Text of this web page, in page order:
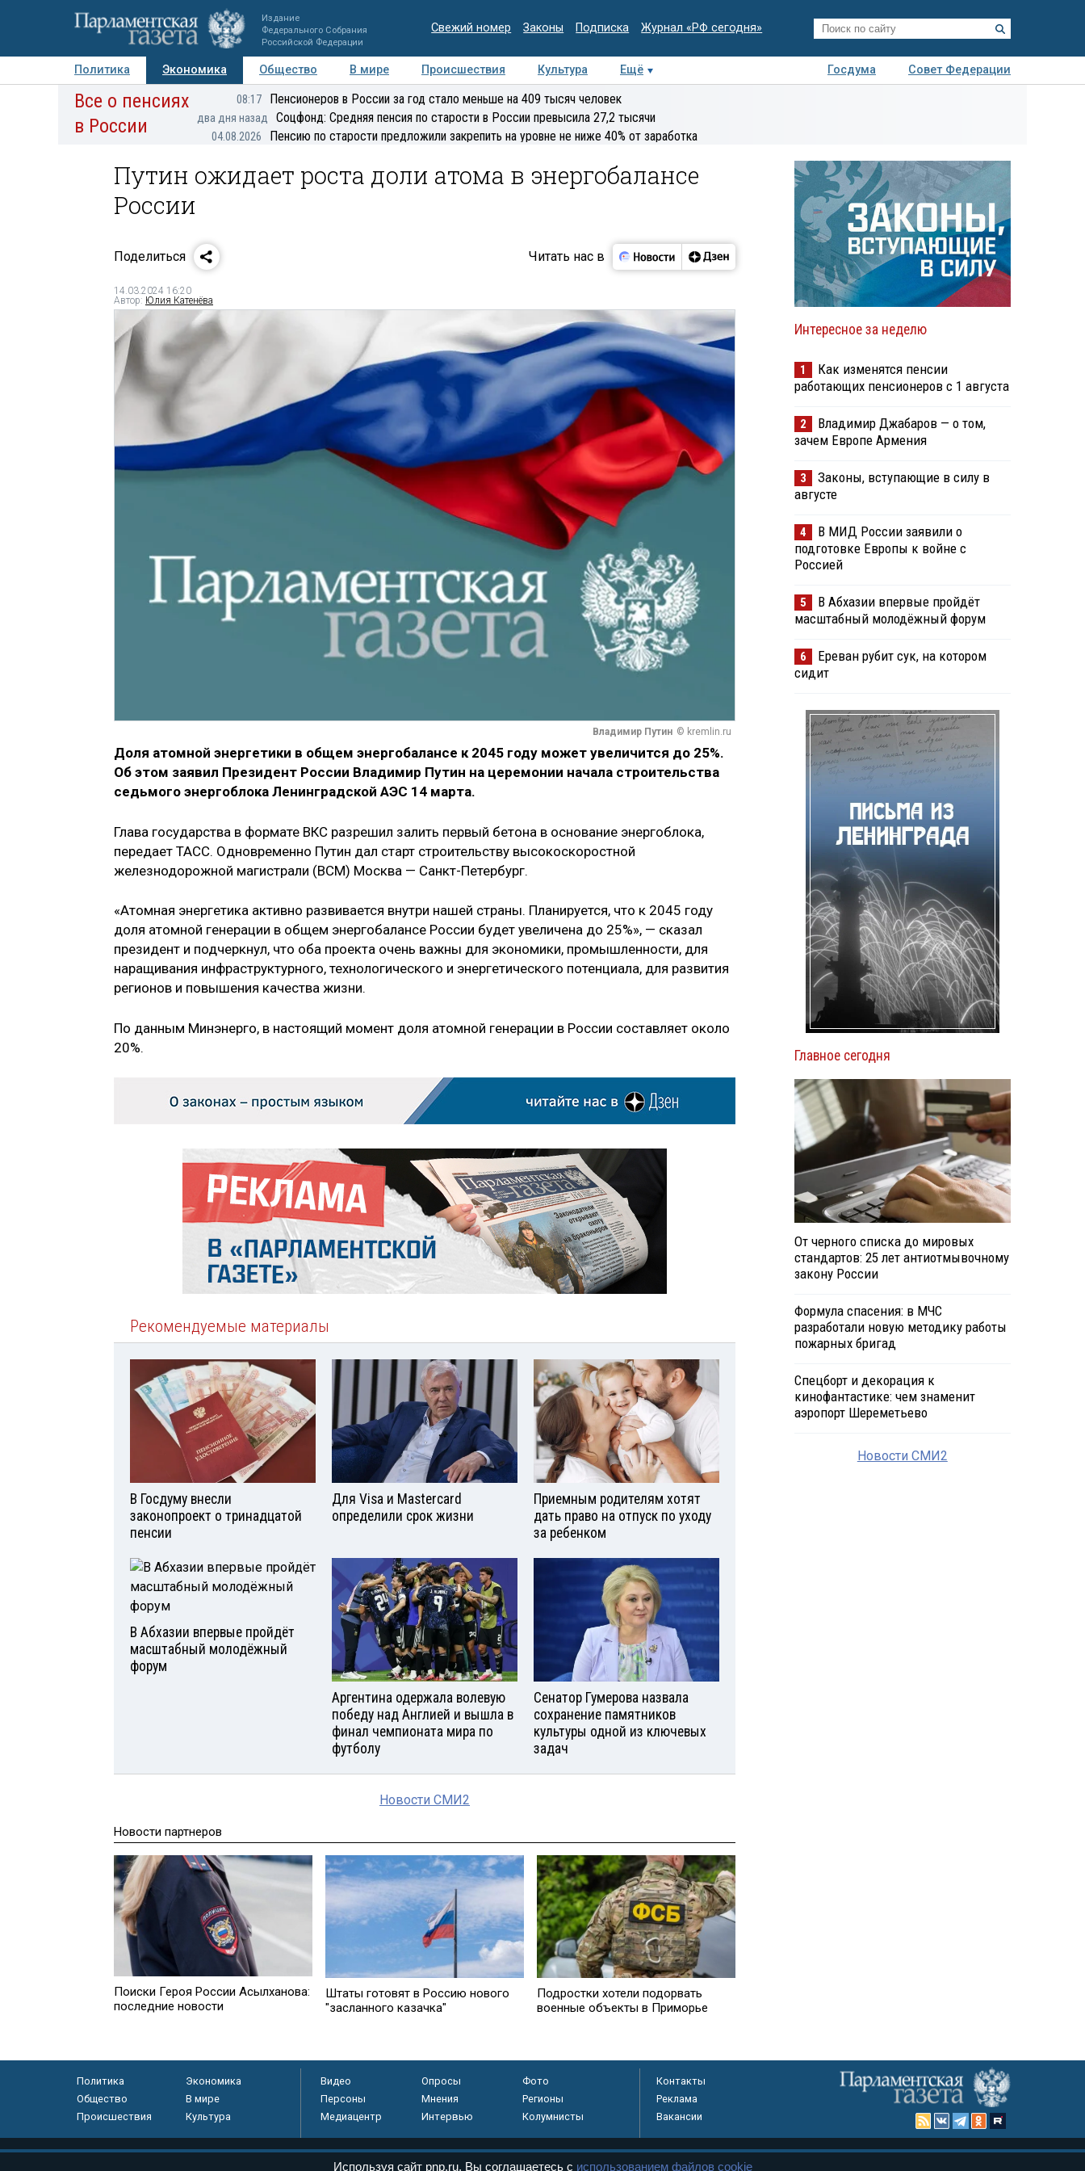
Издание
Федерального Собрания
Российской Федерации
Свежий номер Законы Подписка Журнал «РФ сегодня»
Политика Экономика Общество В мире Происшествия Культура Ещё Госдума
Совет Федерации
Авторы Персоны Мнения Регионы Медиацентр Интервью Колумнисты
Все о пенсиях
в России
08:17 Пенсионеров в России за год стало меньше на 409 тысяч человек
два дня назад Соцфонд: Средняя пенсия по старости в России превысила 27,2 тысячи
04.08.2026 Пенсию по старости предложили закрепить на уровне не ниже 40% от заработка
Путин ожидает роста доли атома в энергобалансе
России
Поделиться Читать нас в
14.03.2024 16:20
Автор: Юлия Катенёва
Владимир Путин © kremlin.ru
Доля атомной энергетики в общем энергобалансе к 2045 году может увеличится до 25%.
Об этом заявил Президент России Владимир Путин на церемонии начала строительства
седьмого энергоблока Ленинградской АЭС 14 марта.
Глава государства в формате ВКС разрешил залить первый бетона в основание энергоблока,
передает ТАСС. Одновременно Путин дал старт строительству высокоскоростной
железнодорожной магистрали (ВСМ) Москва — Санкт-Петербург.
«Атомная энергетика активно развивается внутри нашей страны. Планируется, что к 2045 году
доля атомной генерации в общем энергобалансе России будет увеличена до 25%», — сказал
президент и подчеркнул, что оба проекта очень важны для экономики, промышленности, для
наращивания инфраструктурного, технологического и энергетического потенциала, для развития
регионов и повышения качества жизни.
По данным Минэнерго, в настоящий момент доля атомной генерации в России составляет около
20%.
Рекомендуемые материалы
В Госдуму внесли
законопроект о тринадцатой
пенсии
Для Visа и Mastercard
определили срок жизни
Приемным родителям хотят
дать право на отпуск по уходу
за ребенком
В Абхазии впервые пройдёт
масштабный молодёжный
форум
Аргентина одержала волевую
победу над Англией и вышла в
финал чемпионата мира по
футболу
Сенатор Гумерова назвала
сохранение памятников
культуры одной из ключевых
задач
Новости СМИ2
Новости партнеров
Поиски Героя России Асылханова:
последние новости
Штаты готовят в Россию нового
"засланного казачка"
Подростки хотели подорвать
военные объекты в Приморье
Интересное за неделю
1
Как изменятся пенсии
работающих пенсионеров с 1 августа
2
Владимир Джабаров — о том,
зачем Европе Армения
3
Законы, вступающие в силу в
августе
4
В МИД России заявили о
подготовке Европы к войне с
Россией
5
В Абхазии впервые пройдёт
масштабный молодёжный форум
6
Ереван рубит сук, на котором
сидит
Главное сегодня
От черного списка до мировых
стандартов: 25 лет антиотмывочному
закону России
Формула спасения: в МЧС
разработали новую методику работы
пожарных бригад
Спецборт и декорация к
кинофантастике: чем знаменит
аэропорт Шереметьево
Новости СМИ2
Политика
Экономика
Общество
В мире
Происшествия
Культура
Видео Опросы
Фото
Персоны
Мнения
Регионы
Медиацентр
Интервью Колумнисты
Контакты
Реклама
Вакансии
Используя сайт pnp.ru, Вы соглашаетесь с использованием файлов cookie